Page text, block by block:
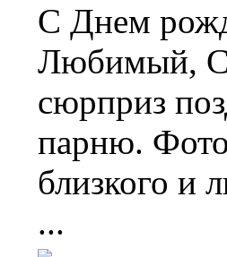
С Днем
Любимый,
сюрприз
парню.
близкого и
...